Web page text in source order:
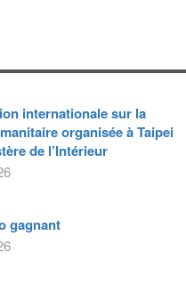
internationale sur la
organisée à Taipei
de l’Intérieur
gagnant